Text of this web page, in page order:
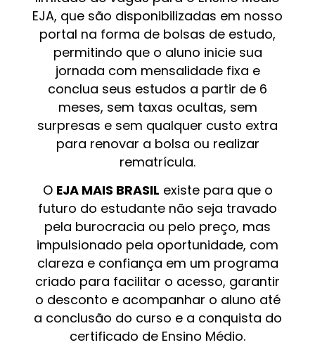
EJA, que são disponibilizadas em nosso
portal na forma de bolsas de estudo,
permitindo que o aluno inicie sua
jornada com mensalidade fixa e
conclua seus estudos a partir de 6
meses, sem taxas ocultas, sem
surpresas e sem qualquer custo extra
para renovar a bolsa ou realizar
rematrícula.
O EJA MAIS BRASIL existe para que o
futuro do estudante não seja travado
pela burocracia ou pelo preço, mas
impulsionado pela oportunidade, com
clareza e confiança em um programa
criado para facilitar o acesso, garantir
o desconto e acompanhar o aluno até
a conclusão do curso e a conquista do
certificado de Ensino Médio.